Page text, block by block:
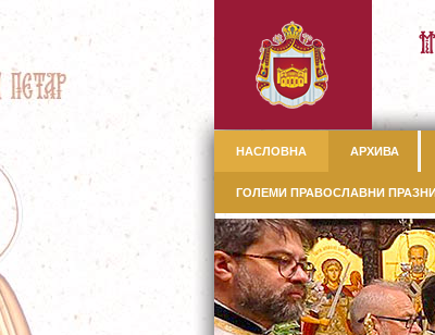
НАСЛОВНА АРХИВА
ГОЛЕМИ ПРАВОСЛАВНИ